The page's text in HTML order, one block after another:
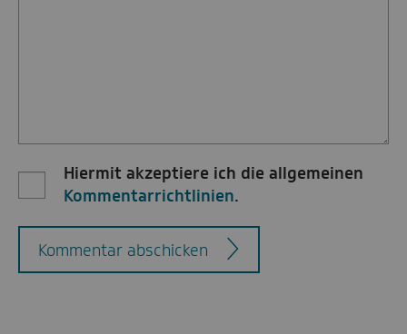
Hiermit akzeptiere ich die allgemeinen
Kommentarrichtlinien.
Kommentar abschicken